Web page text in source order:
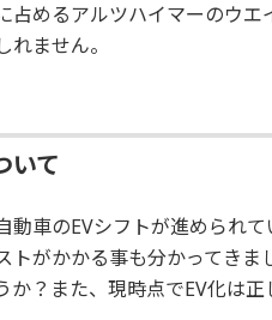
占めるアルツハイマーのウ
ません。
いて
動車のEVシフトが進められ
トがかかる事も分かってき
か？また、現時点でEV化は